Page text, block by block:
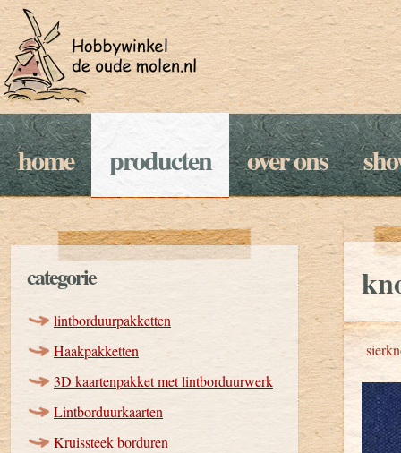
home producten over ons
categorie
lintborduurpakketten
Haakpakketten
3D kaartenpakket met lintborduurwerk
Lintborduurkaarten
Kruissteek borduren